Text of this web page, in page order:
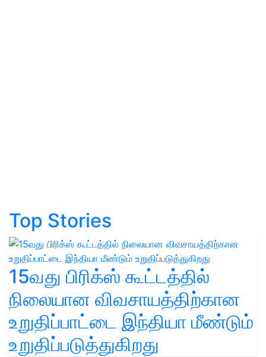
Top Stories
15வது பிரிக்ஸ் கூட்டத்தில்
நிலையான விவசாயத்திற்கான
உறுதிப்பாட்டை இந்தியா மீண்டும்
உறுதிப்படுத்துகிறது